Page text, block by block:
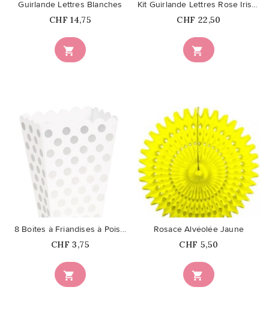

Guirlande Lettres Blanches
Prix
CHF 14,75

Kit Guirlande Lettres Rose Irisé...
Prix
CHF 22,50

8 Boîtes à Friandises à Pois...
Prix
CHF 3,75
favorite_border

Rosace Alvéolée Jaune
Prix
CHF 5,50